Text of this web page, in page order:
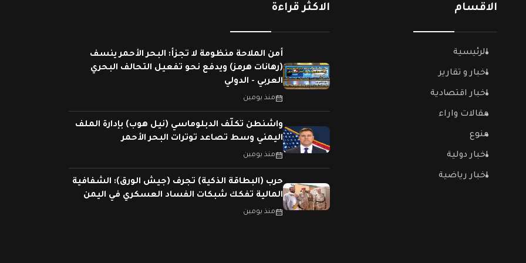
الاقسام
الرئيسية
اخبار و تقارير
اخبار اقتصادية
مقالات واراء
منوع
اخبار دولية
اخبار رياضية
الاكثر قراءة
أمن الملاحة منظومة لا تجزأ: البحر الأحمر ينسف
(رهانات هرمز) ويدفع نحو تفعيل التحالف البحري
العربي - الدولي
منذ يومين
واشنطن تكلّف الدبلوماسي (نيل هوب) بإدارة الملف
اليمني وسط تصاعد توترات البحر الأحمر
منذ يومين
حرب (البطاقة الذكية) تجرف (جيش الورق): الشفافية
المالية تفكك شبكات الفساد العسكري في اليمن
منذ يومين